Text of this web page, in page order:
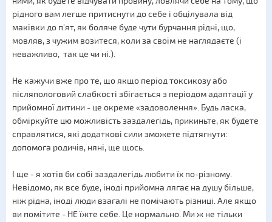
рідного вам легше притиснути до себе і обцілувала від
маківки до п'ят, як боляче буде чути бурчання рідні, що,
мовляв, з чужим возитеся, коли за своїм не наглядаєте (і
неважливо, так це чи ні.).
Не кажучи вже про те, що якщо період токсикозу або
післяпологовий слабкості збігається з періодом адаптації у
прийомної дитини - це окреме «задоволення». Будь ласка,
обміркуйте цю можливість заздалегідь, прикиньте, як будете
справлятися, які додаткові сили зможете підтягнути:
допомога родичів, няні, ще щось.
І ще - я хотів би собі заздалегідь любити їх по-різному.
Невідомо, як все буде, іноді прийомна лягає на душу більше,
ніж рідна, іноді люди взагалі не помічають різниці. Але якщо
ви помітите - НЕ їжте себе. Це нормально. Ми ж не тільки